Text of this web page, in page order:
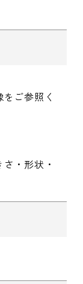
ご参照く
・形状・